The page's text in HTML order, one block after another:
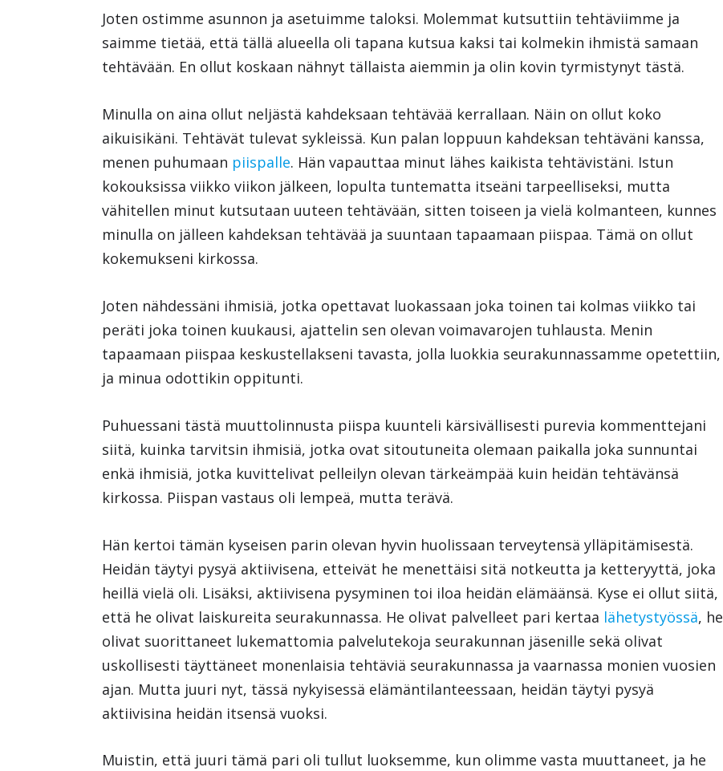
Joten ostimme asunnon ja asetuimme taloksi. Molemmat kutsuttiin tehtäviimme ja
saimme tietää, että tällä alueella oli tapana kutsua kaksi tai kolmekin ihmistä samaan
tehtävään. En ollut koskaan nähnyt tällaista aiemmin ja olin kovin tyrmistynyt tästä.
Minulla on aina ollut neljästä kahdeksaan tehtävää kerrallaan. Näin on ollut koko
aikuisikäni. Tehtävät tulevat sykleissä. Kun palan loppuun kahdeksan tehtäväni kanssa,
menen puhumaan piispalle. Hän vapauttaa minut lähes kaikista tehtävistäni. Istun
kokouksissa viikko viikon jälkeen, lopulta tuntematta itseäni tarpeelliseksi, mutta
vähitellen minut kutsutaan uuteen tehtävään, sitten toiseen ja vielä kolmanteen, kunnes
minulla on jälleen kahdeksan tehtävää ja suuntaan tapaamaan piispaa. Tämä on ollut
kokemukseni kirkossa.
Joten nähdessäni ihmisiä, jotka opettavat luokassaan joka toinen tai kolmas viikko tai
peräti joka toinen kuukausi, ajattelin sen olevan voimavarojen tuhlausta. Menin
tapaamaan piispaa keskustellakseni tavasta, jolla luokkia seurakunnassamme opetettiin,
ja minua odottikin oppitunti.
Puhuessani tästä muuttolinnusta piispa kuunteli kärsivällisesti purevia kommenttejani
siitä, kuinka tarvitsin ihmisiä, jotka ovat sitoutuneita olemaan paikalla joka sunnuntai
enkä ihmisiä, jotka kuvittelivat pelleilyn olevan tärkeämpää kuin heidän tehtävänsä
kirkossa. Piispan vastaus oli lempeä, mutta terävä.
Hän kertoi tämän kyseisen parin olevan hyvin huolissaan terveytensä ylläpitämisestä.
Heidän täytyi pysyä aktiivisena, etteivät he menettäisi sitä notkeutta ja ketteryyttä, joka
heillä vielä oli. Lisäksi, aktiivisena pysyminen toi iloa heidän elämäänsä. Kyse ei ollut siitä,
että he olivat laiskureita seurakunnassa. He olivat palvelleet pari kertaa lähetystyössä, he
olivat suorittaneet lukemattomia palvelutekoja seurakunnan jäsenille sekä olivat
uskollisesti täyttäneet monenlaisia tehtäviä seurakunnassa ja vaarnassa monien vuosien
ajan. Mutta juuri nyt, tässä nykyisessä elämäntilanteessaan, heidän täytyi pysyä
aktiivisina heidän itsensä vuoksi.
Muistin, että juuri tämä pari oli tullut luoksemme, kun olimme vasta muuttaneet, ja he